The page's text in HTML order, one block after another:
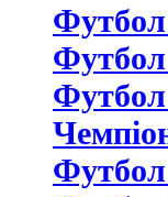
Футбол
Футбол